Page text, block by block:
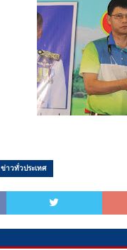
ข่าวทั่วประเทศ